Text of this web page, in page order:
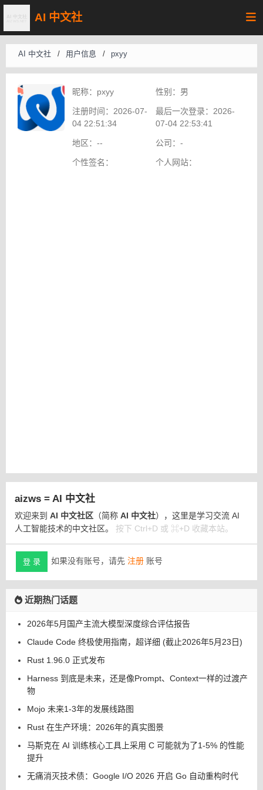
AI 中文社
AI 中文社 / 用户信息 / pxyy
昵称： pxyy 性别： 男
注册时间： 2026-07-
04 22:51:34
最后一次登录： 2026-
07-04 22:53:41
地区： -- 公司： -
个性签名： 个人网站：
aizws = AI 中文社
欢迎来到 AI 中文社区 （简称 AI 中文社），这里是学习交流 AI
人工智能技术的中文社区。 按下 Ctrl+D 或 ⌘+D 收藏本站。
登 录 如果没有账号，请先 注册 账号
近期热门话题
2026年5月国产主流大模型深度综合评估报告
Claude Code 终极使用指南，超详细 (截止2026年5月23日)
Rust 1.96.0 正式发布
Harness 到底是未来，还是像Prompt、Context一样的过渡产
物
Mojo 未来1-3年的发展线路图
Rust 在生产环境：2026年的真实图景
马斯克在 AI 训练核心工具上采用 C 可能就为了1-5% 的性能
提升
无痛消灭技术债：Google I/O 2026 开启 Go 自动重构时代